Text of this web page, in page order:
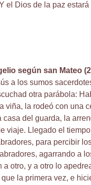
el Dios de la paz estará
según san Mateo
a los sumos
otra parábola:
viña, la rodeó con una
casa del guarda, la
viaje. Llegado el
para percibir
agarrando a
a otro, y a otro lo
la primera vez, e